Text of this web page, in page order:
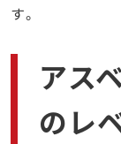
す。
アス
のレ